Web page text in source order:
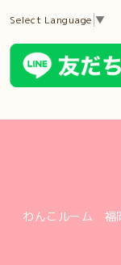
Select Language ▼
わんこルーム 福